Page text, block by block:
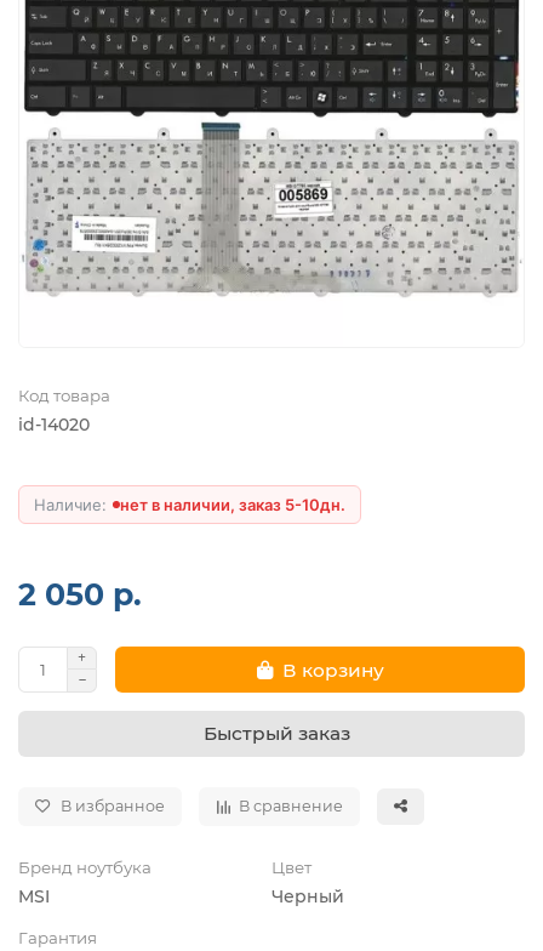
Код товара
id-14020
нет в наличии, заказ 5-10дн.
2 050 р.
В корзину
Быстрый заказ
В избранное В сравнение
Бренд ноутбука
MSI
Цвет
Черный
Гарантия